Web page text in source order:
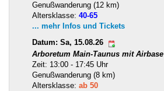
Genußwanderung (12 km)
Altersklasse: 40-65
... mehr Infos und Tickets
Datum: Sa, 15.08.26
Arboretum Main-Taunus mit Airbase
Zeit: 13:00 - 17:45 Uhr
Genußwanderung (8 km)
Altersklasse: ab 50